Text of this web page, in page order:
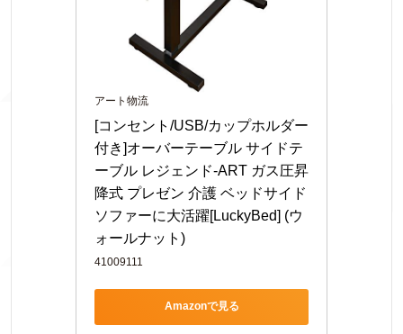
アート物流
[コンセント/USB/カップホルダー
付き]オーバーテーブル サイドテ
ーブル レジェンド-ART ガス圧昇
降式 プレゼン 介護 ベッドサイド
ソファーに大活躍[LuckyBed] (ウ
ォールナット)
41009111
Amazonで見る